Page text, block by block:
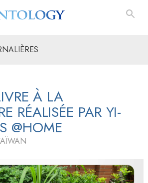
À LA
RÉALISÉE PAR YI-
@HOME